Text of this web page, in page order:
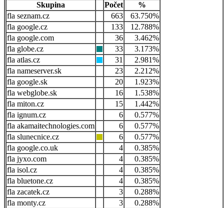
Skupina
Počet
%
seznam.cz
663
63.750%
google.cz
133
12.788%
google.com
36
3.462%
globe.cz
33
3.173%
atlas.cz
31
2.981%
nameserver.sk
23
2.212%
google.sk
20
1.923%
webglobe.sk
16
1.538%
miton.cz
15
1.442%
ignum.cz
6
0.577%
akamaitechnologies.com
6
0.577%
slunecnice.cz
6
0.577%
google.co.uk
4
0.385%
jyxo.com
4
0.385%
isol.cz
4
0.385%
bluetone.cz
4
0.385%
zacatek.cz
3
0.288%
monty.cz
3
0.288%